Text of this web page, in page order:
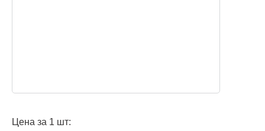
Цена за 1 шт: